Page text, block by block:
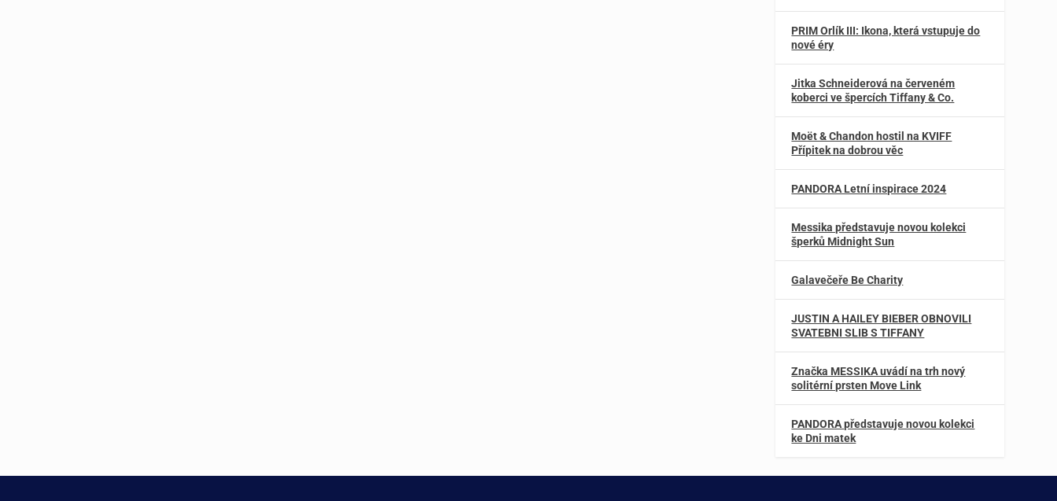
PRIM Orlík III: Ikona, která vstupuje do
nové éry
Jitka Schneiderová na červeném
koberci ve špercích Tiffany & Co.
Moët & Chandon hostil na KVIFF
Přípitek na dobrou věc
PANDORA Letní inspirace 2024
Messika představuje novou kolekci
šperků Midnight Sun
Galavečeře Be Charity
JUSTIN A HAILEY BIEBER OBNOVILI
SVATEBNI SLIB S TIFFANY
Značka MESSIKA uvádí na trh nový
solitérní prsten Move Link
PANDORA představuje novou kolekci
ke Dni matek